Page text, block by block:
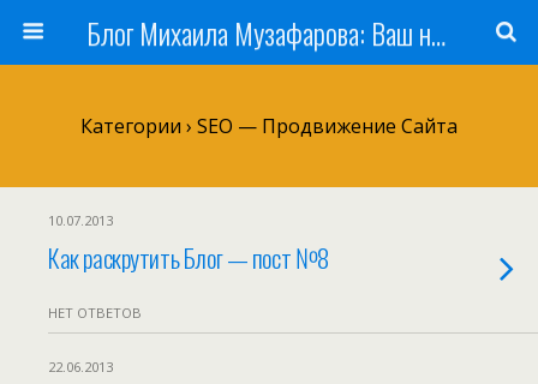
Блог Михаила Музафарова: Ваш наставник по заработку в Интернете
Категории › SEO — Продвижение Сайта
10.07.2013
Как раскрутить Блог — пост №8
НЕТ ОТВЕТОВ
22.06.2013